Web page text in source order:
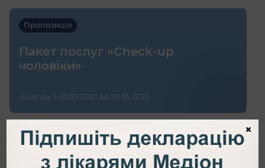
Пропозиція
Пакет послуг «Check-up
чоловіки»
Акція діє з 20.05.2020 до 20.05.2023
Пропозиція
×